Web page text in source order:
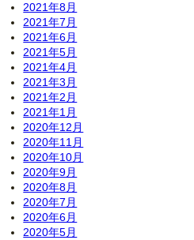
2021年8月
2021年7月
2021年6月
2021年5月
2021年4月
2021年3月
2021年2月
2021年1月
2020年12月
2020年11月
2020年10月
2020年9月
2020年8月
2020年7月
2020年6月
2020年5月